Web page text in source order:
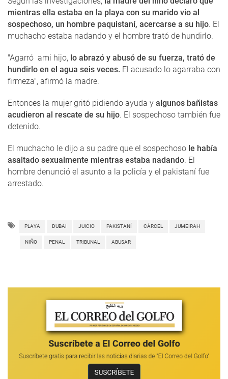
mientras ella estaba en la playa con su marido vio al
sospechoso, un hombre paquistaní, acercarse a su hijo. El
muchacho estaba nadando y el hombre trató de hundirlo.
"Agarró ami hijo, lo abrazó y abusó de su fuerza, ​​trató de
hundirlo en el agua seis veces. El acusado lo agarraba con
firmeza", afirmó la madre.
Entonces la mujer gritó pidiendo ayuda y algunos bañistas
acudieron al rescate de su hijo. El sospechoso también fue
detenido.
El muchacho le dijo a su padre que el sospechoso le había
asaltado sexualmente mientras estaba nadando. El
hombre denunció el asunto a la policía y el pakistaní fue
arrestado.
PLAYA DUBAI JUICIO PAKISTANÍ CÁRCEL JUMEIRAH
NIÑO PENAL TRIBUNAL ABUSAR